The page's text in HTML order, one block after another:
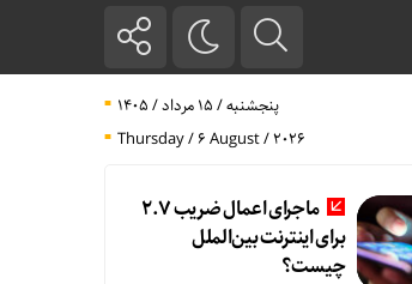
پنجشنبه / ۱۵ مرداد / ۱۴۰۵
Thursday / 6 August / 2026
ماجرای اعمال ضریب ۲.۷
برای اینترنت بین‌الملل
چیست؟